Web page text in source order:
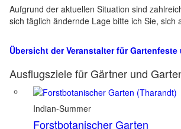
Aufgrund der aktuellen Situation sind
sich täglich ändernde Lage bitte ich Sie,
Übersicht der Veranstalter für Gartenfeste
Ausflugsziele für Gärtner und
Indian-Summer
Forstbotanischer Garten